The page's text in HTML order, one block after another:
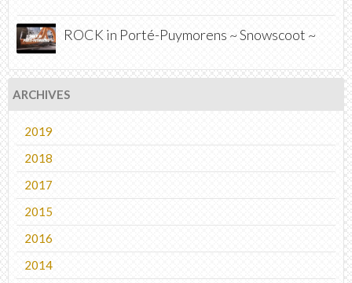
ROCK in Porté-Puymorens ~ Snowscoot ~
ARCHIVES
2019
2018
2017
2015
2016
2014